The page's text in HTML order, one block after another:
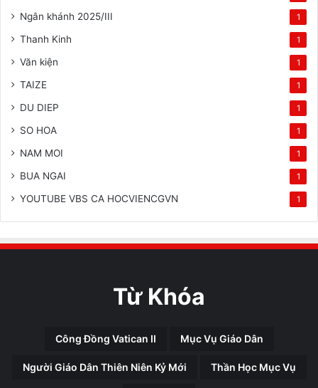
Ngân khánh 2025/III 1
Thanh Kinh 1
Văn kiện 1
TAIZE 1
DU DIEP 1
SO HOA 1
NAM MOI 1
BUA NGAI 1
YOUTUBE VBS CA HOCVIENCGVN 1
Từ Khóa
Công Đồng Vatican II Mục Vụ Giáo Dân
Người Giáo Dân Thiên Niên Kỷ Mới Thần Học Mục Vụ